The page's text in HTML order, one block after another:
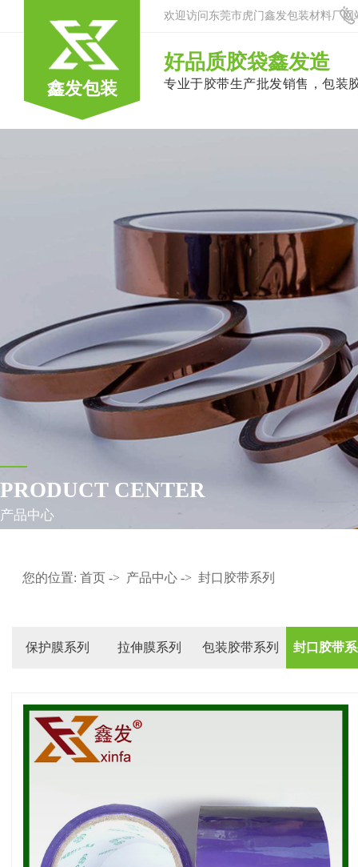
欢迎访问东莞市虎门鑫发包装材料厂
鑫发包装
好品质胶袋鑫发造
专业于胶带生产批发销售，包装
PRODUCT CENTER
产品中心
您的位置: 首页 -> 产品中心 -> 封口胶带系列
保护膜系列 拉伸膜系列 包装胶带系列 封口胶带